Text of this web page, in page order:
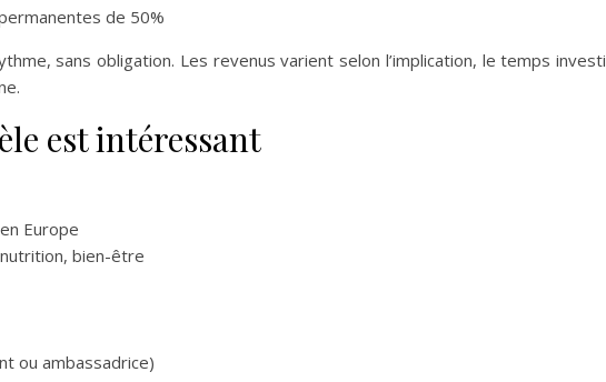
de 50%
sans obligation. Les revenus varient selon l’implication, le temps investi
est intéressant
Europe
bien-être
ou ambassadrice)